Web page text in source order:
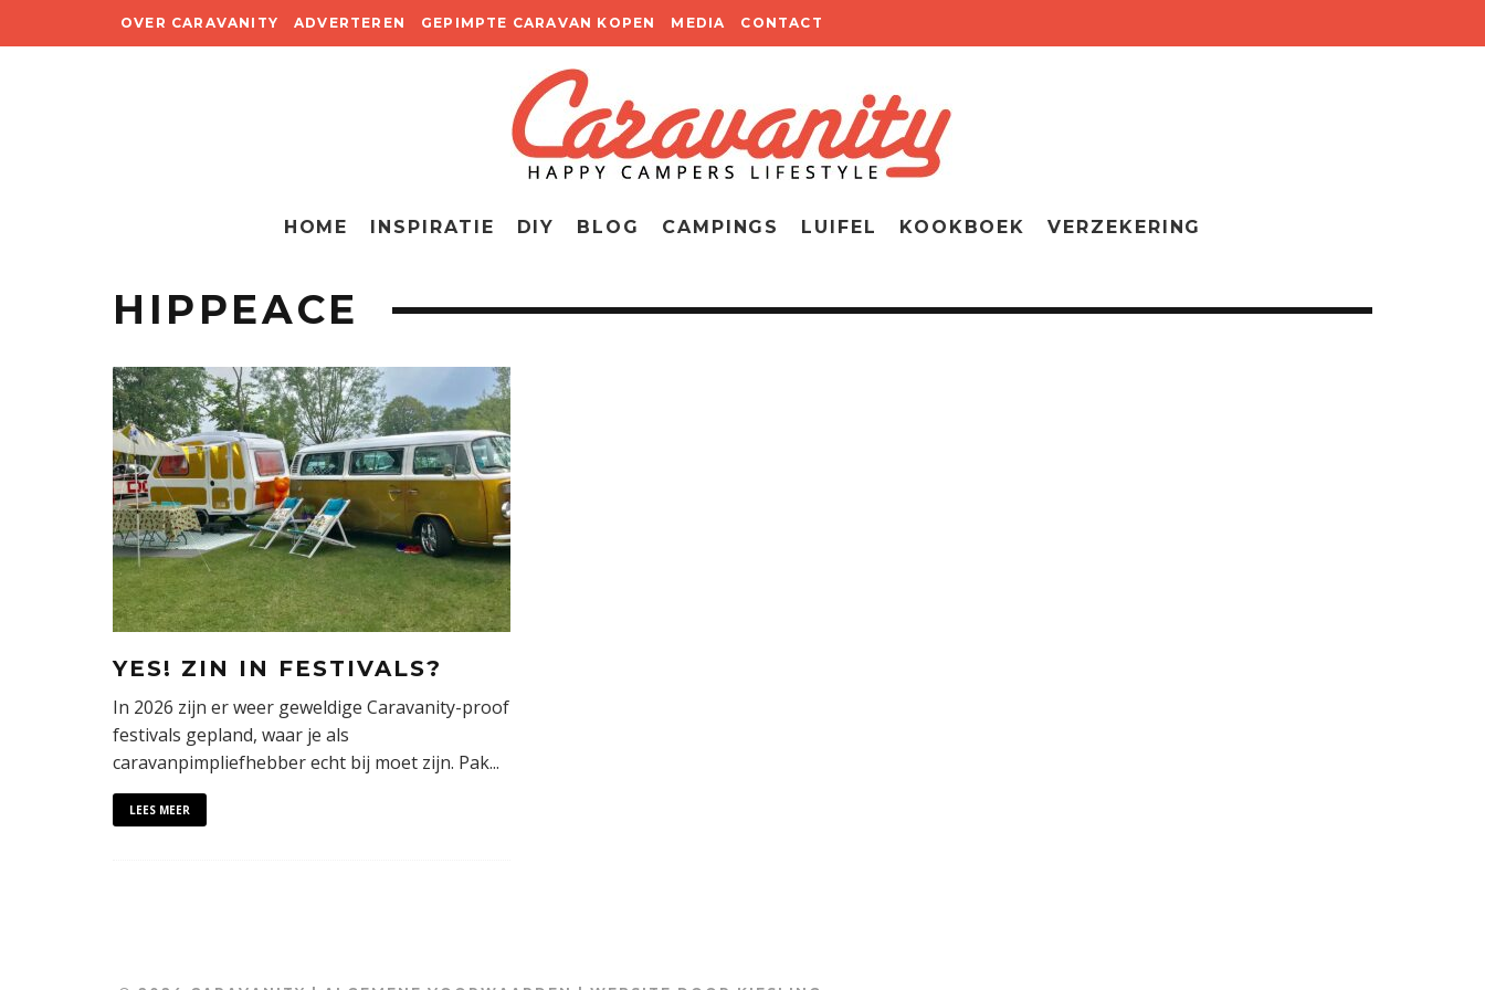
OVER CARAVANITY ADVERTEREN GEPIMPTE CARAVAN KOPEN MEDIA CONTACT
HOME INSPIRATIE DIY BLOG CAMPINGS LUIFEL KOOKBOEK VERZEKERING
HIPPEACE
YES! ZIN IN FESTIVALS?
In 2026 zijn er weer geweldige Caravanity-proof
festivals gepland, waar je als
caravanpimpliefhebber echt bij moet zijn. Pak...
LEES MEER